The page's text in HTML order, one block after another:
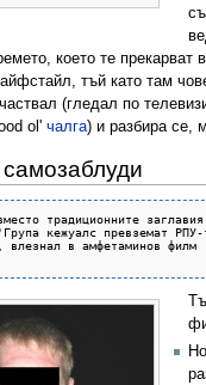
което те прекарват
тъй като там
(гледал по
ol' чалга) и разбира се,
традиционните
кежуалс превземат
влезнал в амфетаминов филм